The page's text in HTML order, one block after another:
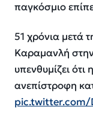
παγκόσμιο
51 χρόνια μετά
Καραμανλή
υπενθυμίζει
ανεπίστροφη
pic.twitter.com/